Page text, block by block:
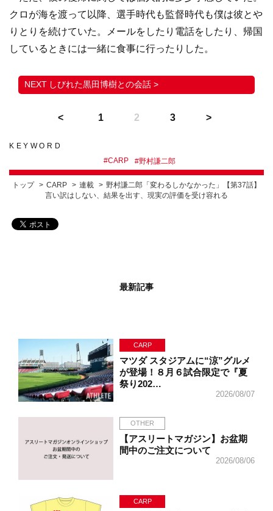
クロが海を渡って以降、選手時代も監督時代も僕は彼とや
りとりを続けていた。メールをしたり電話をしたり、帰国
しているときには一緒に食事に行ったりした。
しびれた黒田博樹との会話 >
1 2 3
KEYWORD
#CARP #野村謙二郎
トップ CARP 連載
野村謙二郎「変わるしかなかった」【第37話】
言い訳はしない、結果を出す、現実の評価を受け容れる
最新記事
CARP
マツダ スタジアムに“涼”グルメ
が登場！８月６試合限定で『夏
祭り202…
2026/08/07
OTHER
【アスリートマガジン】お盆期
間中のご注文について
2026/08/06
CARP